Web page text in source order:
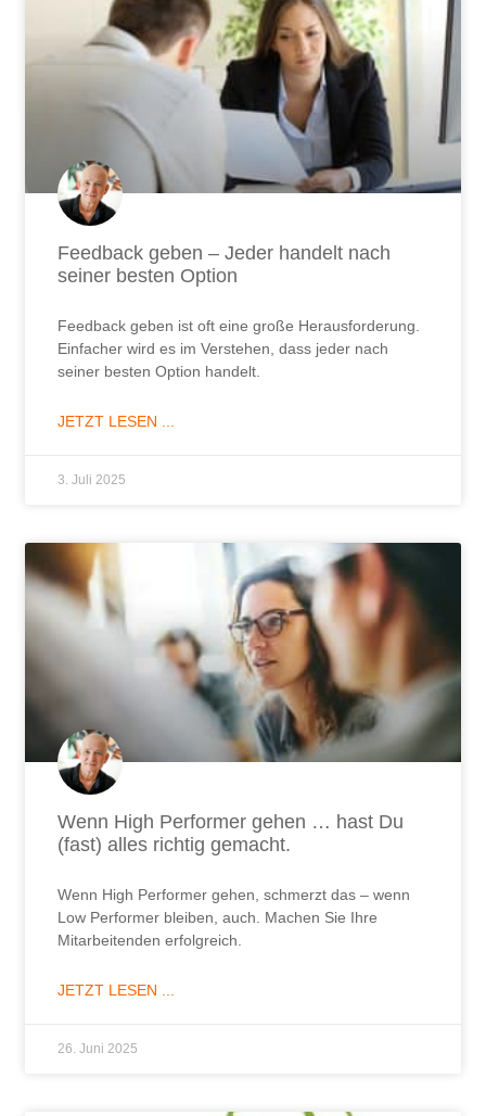
Feedback geben – Jeder handelt nach
seiner besten Option
Feedback geben ist oft eine große Herausforderung.
Einfacher wird es im Verstehen, dass jeder nach
seiner besten Option handelt.
JETZT LESEN ...
3. Juli 2025
Wenn High Performer gehen … hast Du
(fast) alles richtig gemacht.
Wenn High Performer gehen, schmerzt das – wenn
Low Performer bleiben, auch. Machen Sie Ihre
Mitarbeitenden erfolgreich.
JETZT LESEN ...
26. Juni 2025